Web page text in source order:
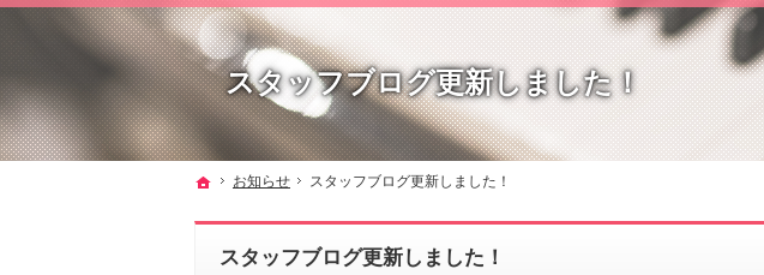
スタッフブログ更新しました！
ホーム
お知らせ スタッフブログ更新しました！
スタッフブログ更新しました！